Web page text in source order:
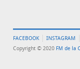
FACEBOOK INSTAGRAM
Copyright © 2020 FM de la